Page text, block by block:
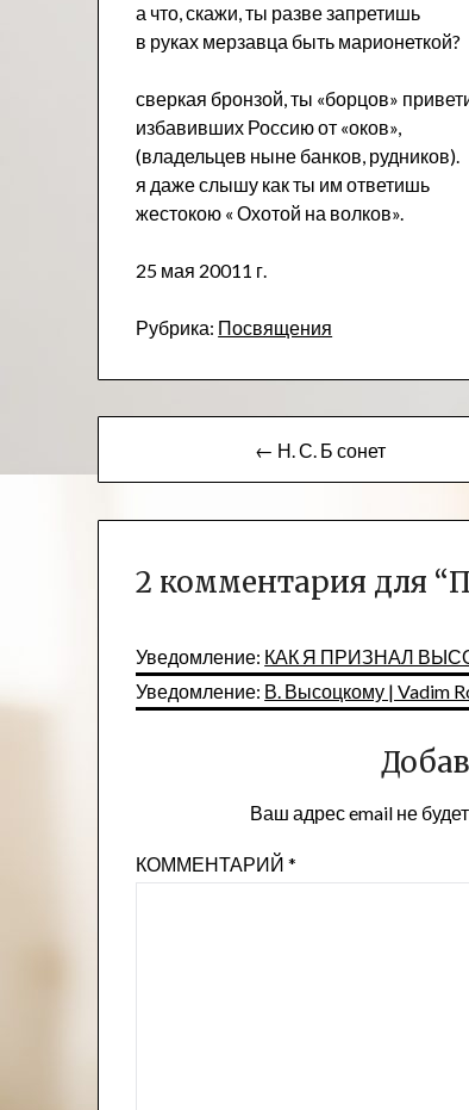
а что, скажи, ты разве запретишь
в руках мерзавца быть марионеткой?
сверкая бронзой, ты «борцов»
избавивших Россию от «оков»,
(владельцев ныне банков, рудников).
я даже слышу как ты им ответишь
жестокою « Охотой на волков».
25 мая 20011 г.
Рубрика: Посвящения
по
записям
← Н. С. Б сонет
2 комментария для “
Уведомление: КАК Я ПРИЗНАЛ
Уведомление: В. Высоцкому | Vadim
Ваш адрес email не
КОММЕНТАРИЙ*